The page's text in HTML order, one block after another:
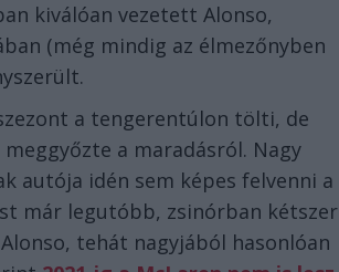
kiválóan vezetett Alonso,
(még mindig az élmezőnyben
a tengerentúlon tölti, de
a maradásról. Nagy
autója idén sem képes felvenni a
már legutóbb, zsinórban kétszer
tehát nagyjából hasonlóan